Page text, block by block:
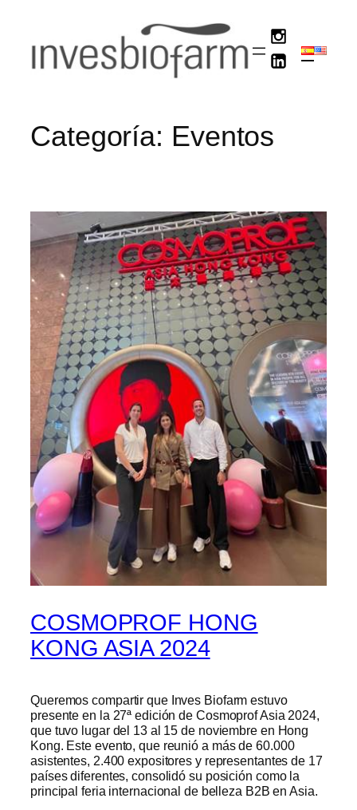
contenido
Categoría: Eventos
COSMOPROF HONG
KONG ASIA 2024
Queremos compartir que Inves Biofarm estuvo
presente en la 27ª edición de Cosmoprof Asia 2024,
que tuvo lugar del 13 al 15 de noviembre en Hong
Kong. Este evento, que reunió a más de 60.000
asistentes, 2.400 expositores y representantes de 17
países diferentes, consolidó su posición como la
principal feria internacional de belleza B2B en Asia.